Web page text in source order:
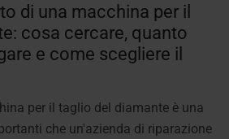
di una macchina per il
cosa cercare, quanto
e come scegliere il
per il taglio del diamante è una
che un'azienda di riparazione